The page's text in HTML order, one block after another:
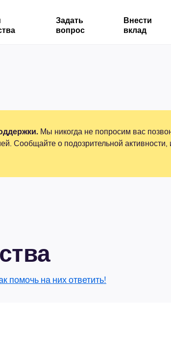
Задать
вопрос
Внести
вклад
Мы никогда не попросим вас
Сообщайте о подозрительной активности,
помочь на них ответить!